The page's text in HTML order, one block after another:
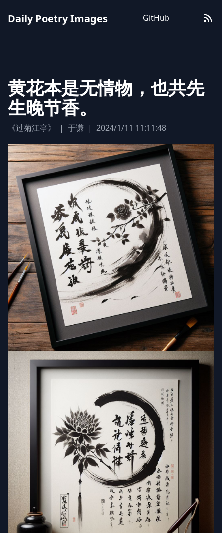
Daily Poetry Images GitHub
黄花本是无情物，也共先
生晚节香。
《过菊江亭》 | 于谦 | 2024/1/11 11:11:48